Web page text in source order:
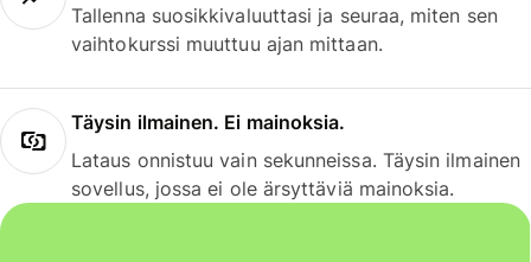
Tallenna suosikkivaluuttasi ja seuraa, miten sen
vaihtokurssi muuttuu ajan mittaan.
Täysin ilmainen. Ei mainoksia.
Lataus onnistuu vain sekunneissa. Täysin ilmainen
sovellus, jossa ei ole ärsyttäviä mainoksia.